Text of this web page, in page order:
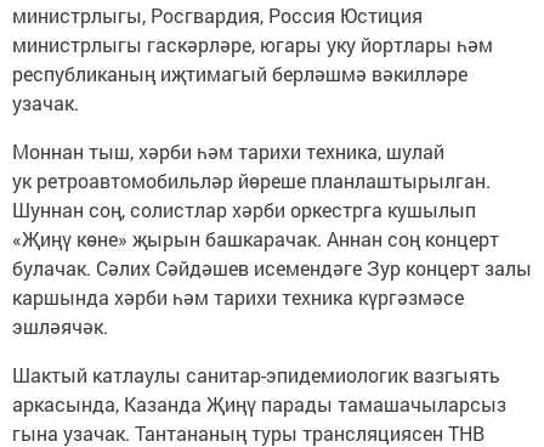
министрлыгы, Росгвардия, Россия Юстиция
министрлыгы гаскәрләре, югары уку йортлары һәм
республиканың иҗтимагый берләшмә вәкилләре
узачак.
Моннан тыш, хәрби һәм тарихи техника, шулай
ук ретроавтомобильләр йөреше планлаштырылган.
Шуннан соң, солистлар хәрби оркестрга кушылып
«Җиңү көне» җырын башкарачак. Аннан соң концерт
булачак. Сәлих Сәйдәшев исемендәге Зур концерт залы
каршында хәрби һәм тарихи техника күргәзмәсе
эшләячәк.
Шактый катлаулы санитар-эпидемиологик вазгыять
аркасында, Казанда Җиңү парады тамашачыларсыз
гына узачак. Тантананың туры трансляциясен ТНВ